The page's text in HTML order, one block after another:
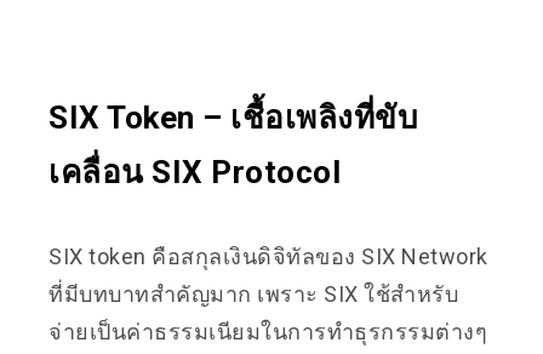
SIX Token – เชื้อเพลิงที่ขับ
เคลื่อน SIX Protocol
SIX token คือสกุลเงินดิจิทัลของ SIX Network
ที่มีบทบาทสำคัญมาก เพราะ SIX ใช้สำหรับ
จ่ายเป็นค่าธรรมเนียมในการทำธุรกรรมต่างๆ